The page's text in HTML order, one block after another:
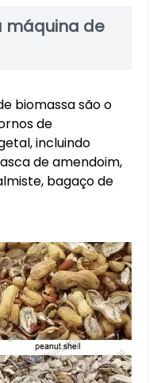
máquina de
biomassa são o
de
incluindo
de amendoim,
bagaço de